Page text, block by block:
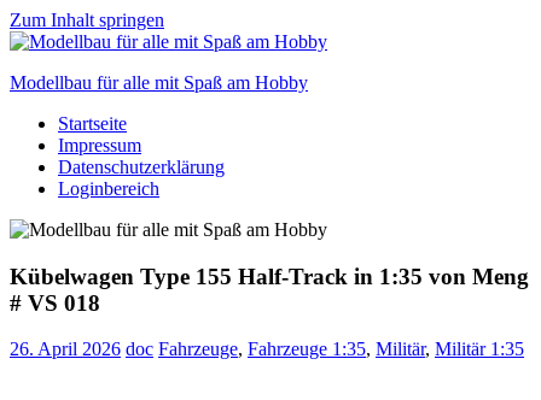
Zum Inhalt springen
Modellbau für alle mit Spaß am Hobby
Scale
modelling
to
Startseite
Impressum
Datenschutzerklärung
Loginbereich
Kübelwagen Type 155 Half-Track in 1:35 von Meng
# VS 018
26. April 2026 doc Fahrzeuge, Fahrzeuge 1:35, Militär, Militär 1:35